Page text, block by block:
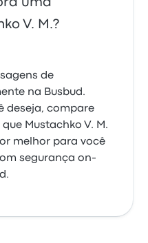
uma
V. M.?
de
na Busbud.
deseja, compare
Mustachko V. M.
melhor para você
segurança on-